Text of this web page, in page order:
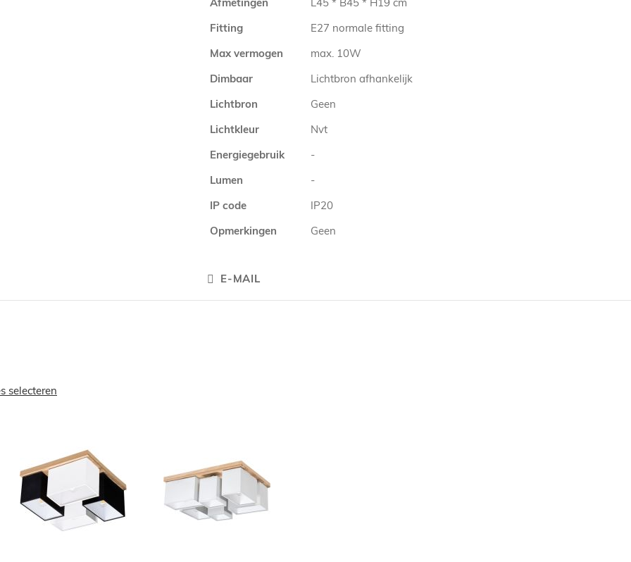
Afmetingen
L45 * B45 * H19 cm
Fitting
E27 normale fitting
Max vermogen
max. 10W
Dimbaar
Lichtbron afhankelijk
Lichtbron
Geen
Lichtkleur
Nvt
Energiegebruik
-
Lumen
-
IP code
IP20
Opmerkingen
Geen
E-MAIL
selecteren